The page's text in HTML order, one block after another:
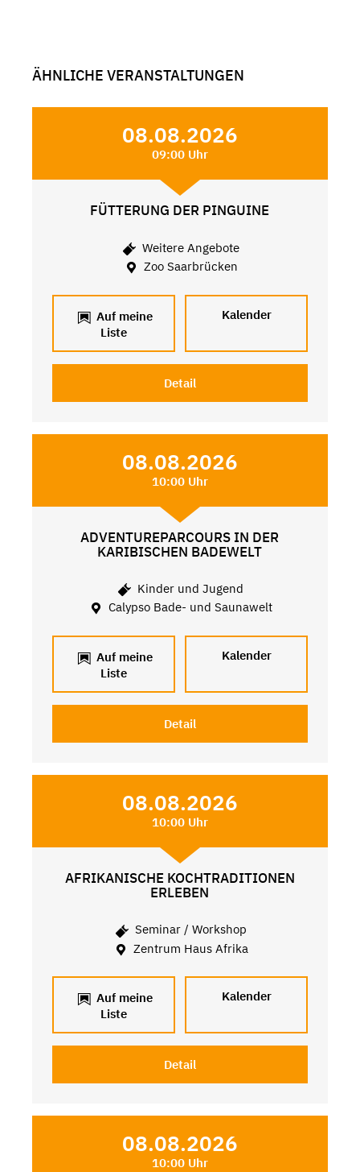
ÄHNLICHE VERANSTALTUNGEN
08.08.2026
09:00 Uhr
FÜTTERUNG DER PINGUINE
Weitere Angebote
Zoo Saarbrücken
Auf meine
Liste
Kalender
Detail
08.08.2026
10:00 Uhr
ADVENTUREPARCOURS IN DER
KARIBISCHEN BADEWELT
Kinder und Jugend
Calypso Bade- und Saunawelt
Auf meine
Liste
Kalender
Detail
08.08.2026
10:00 Uhr
AFRIKANISCHE KOCHTRADITIONEN
ERLEBEN
Seminar / Workshop
Zentrum Haus Afrika
Auf meine
Liste
Kalender
Detail
08.08.2026
10:00 Uhr